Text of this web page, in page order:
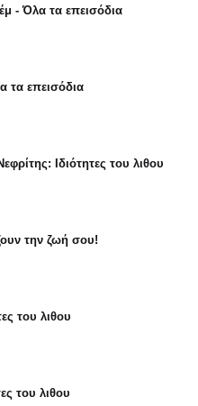
- Όλα τα επεισόδια
τα επεισόδια
Ιδιότητες του λιθου
την ζωή σου!
του λιθου
του λιθου